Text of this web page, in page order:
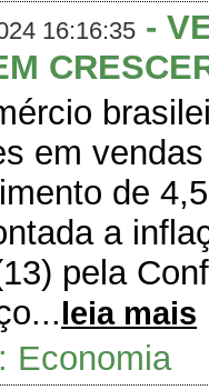
16:16:35 -
em
de
a
pela
leia mais
Economia